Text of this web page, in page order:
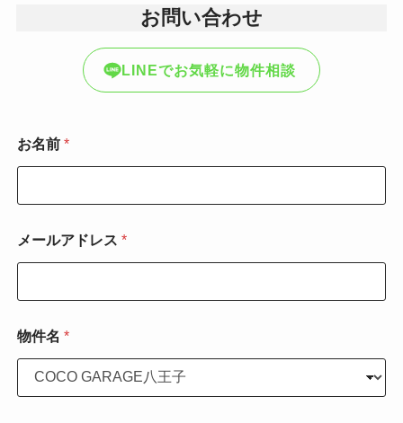
お問い合わせ
LINEでお気軽に物件相談
問
い
わ
内
容
G
R
G
お名前 *
メールアドレス *
物件名 *